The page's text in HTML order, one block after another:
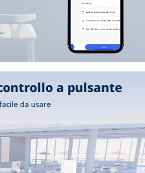
a pulsante
da usare